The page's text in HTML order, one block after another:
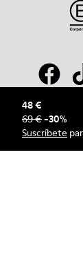
48 €
69 €-30%
Suscríbete
© Camper, 2026